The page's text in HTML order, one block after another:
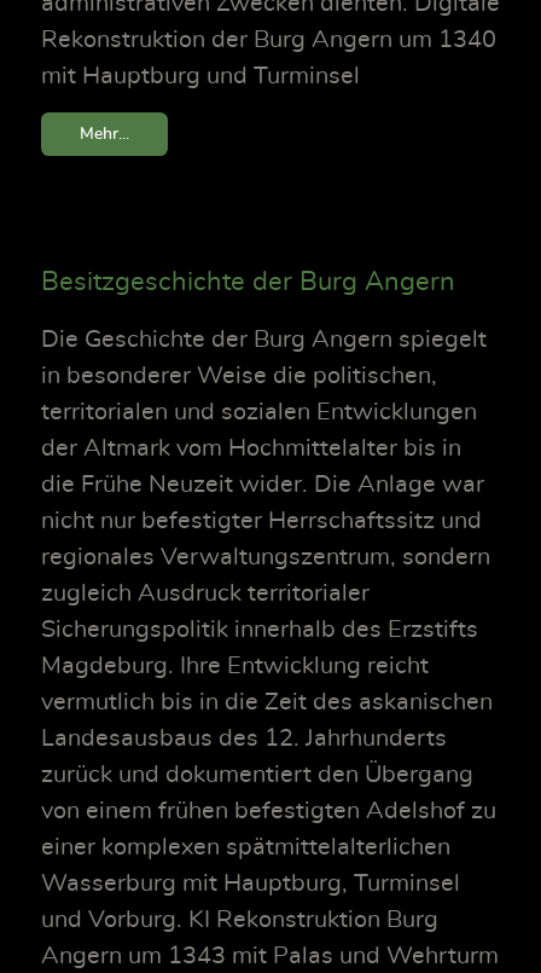
Rekonstruktion der Burg Angern um 1340
mit Hauptburg und Turminsel
Mehr...
Besitzgeschichte der Burg Angern
Die Geschichte der Burg Angern spiegelt
in besonderer Weise die politischen,
territorialen und sozialen Entwicklungen
der Altmark vom Hochmittelalter bis in
die Frühe Neuzeit wider. Die Anlage war
nicht nur befestigter Herrschaftssitz und
regionales Verwaltungszentrum, sondern
zugleich Ausdruck territorialer
Sicherungspolitik innerhalb des Erzstifts
Magdeburg. Ihre Entwicklung reicht
vermutlich bis in die Zeit des askanischen
Landesausbaus des 12. Jahrhunderts
zurück und dokumentiert den Übergang
von einem frühen befestigten Adelshof zu
einer komplexen spätmittelalterlichen
Wasserburg mit Hauptburg, Turminsel
und Vorburg. KI Rekonstruktion Burg
Angern um 1343 mit Palas und Wehrturm